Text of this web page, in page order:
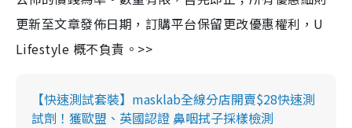
更新至文章發佈日期，訂購平台保留更改優惠權利，U
Lifestyle 概不負責。>>
【快速測試套裝】masklab全線分店開賣$28快速測
試劑！獲歐盟、英國認證 鼻咽拭子採樣檢測